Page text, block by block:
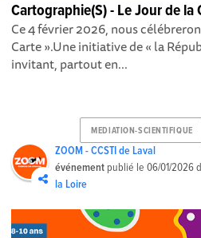
Cartographie(S) - Le Jour de la
Ce 4 février 2026, nous
Carte ».Une initiative de « la
invitant, partout en...
MEDIATION-SCIENTIFIQUE
ZOOM - CCSTI de Laval
événement publié le06/01/2026
la Loire